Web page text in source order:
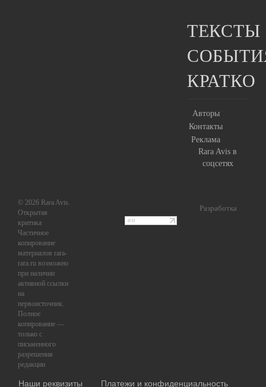
ТЕКСТЫ
КРАТКО
Авторы
Контакты
Реклама
Rara Avis в
соцсетях
Разработка
© 2026 Rara Avis.
Открытая
критика
Частичное
копирование
материалов rara-
rara.ru возможно
при наличии
активной ссылки
на
первоисточник.
Полное
копирование —
только с
письменного
разрешения
редакции
Наши реквизиты Платежи и конфиденциальность